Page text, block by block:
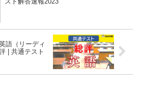
語（リーディ
| 共通テスト